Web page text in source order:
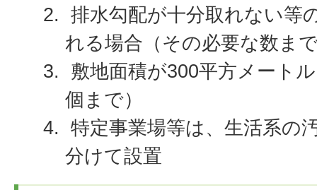
排水勾配が十分取れない等
れる場合（その必要な数ま
敷地面積が300平方メート
個まで）
特定事業場等は、生活系の
分けて設置